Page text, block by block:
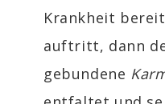
Krankheit
auftritt, dann
gebundene